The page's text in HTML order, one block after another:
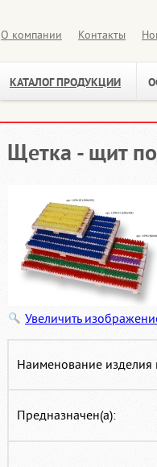
О компании Контакты
КАТАЛОГ ПРОДУКЦИИ
Щетка - щит
Увеличить
Наименование изделия
Предназначен(а):